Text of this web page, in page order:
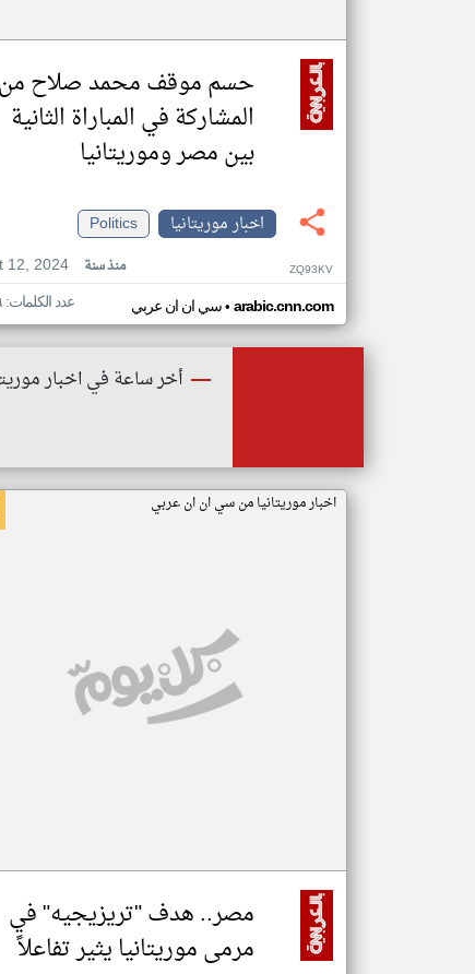
حسم موقف محمد صلاح من
المشاركة في المباراة الثانية
بين مصر وموريتانيا
اخبار موريتانيا
Politics
12, 2024
منذ سنة ZQ93KV
سي ان ان عربي• arabic.cnn.com عدد الكلمات: ١١٩
أخر ساعة في اخبار
اخبار موريتانيا من سي ان ان عربي
مصر.. هدف "تريزيجيه" في
مرمى موريتانيا يثير تفاعلاً